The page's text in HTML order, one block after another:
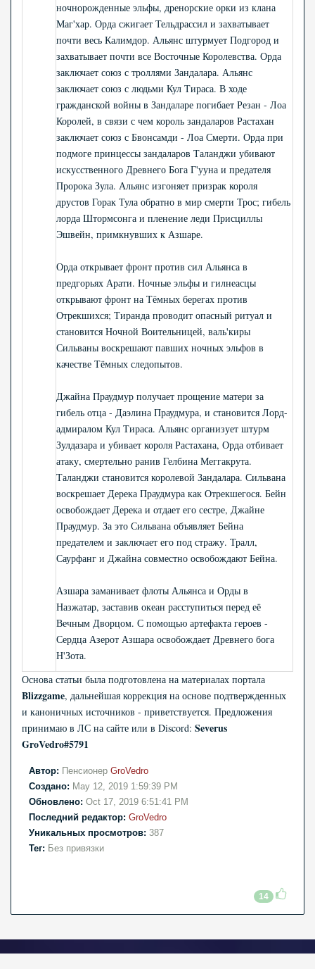
ночнорожденные эльфы, дренорские орки из клана
Маг'хар. Орда сжигает Тельдрассил и захватывает
почти весь Калимдор. Альянс штурмует Подгород и
захватывает почти все Восточные Королевства. Орда
заключает союз с троллями Зандалара. Альянс
заключает союз с людьми Кул Тираса. В ходе
гражданской войны в Зандаларе погибает Резан - Лоа
Королей, в связи с чем король зандаларов Растахан
заключает союз с Бвонсамди - Лоа Смерти. Орда при
подмоге принцессы зандаларов Таланджи убивают
искусственного Древнего Бога Г'ууна и предателя
Пророка Зула. Альянс изгоняет призрак короля
друстов Горак Тула обратно в мир смерти Трос; гибель
лорда Штормсонга и пленение леди Присциллы
Эшвейн, примкнувших к Азшаре.
Орда открывает фронт против сил Альянса в
предгорьях Арати. Ночные эльфы и гилнеасцы
открывают фронт на Тёмных берегах против
Отрекшихся; Тиранда проводит опасный ритуал и
становится Ночной Воительницей, валь'киры
Сильваны воскрешают павших ночных эльфов в
качестве Тёмных следопытов.
Джайна Праудмур получает прощение матери за
гибель отца - Даэлина Праудмура, и становится Лорд-
адмиралом Кул Тираса. Альянс организует штурм
Зулдазара и убивает короля Растахана, Орда отбивает
атаку, смертельно ранив Гелбина Меггакрута.
Таланджи становится королевой Зандалара. Сильвана
воскрешает Дерека Праудмура как Отрекшегося. Бейн
освобождает Дерека и отдает его сестре, Джайне
Праудмур. За это Сильвана объявляет Бейна
предателем и заключает его под стражу. Тралл,
Саурфанг и Джайна совместно освобождают Бейна.
Азшара заманивает флоты Альянса и Орды в
Назжатар, заставив океан расступиться перед её
Вечным Дворцом. С помощью артефакта героев -
Сердца Азерот Азшара освобождает Древнего бога
Н'Зота.
Основа статьи была подготовлена на материалах портала
Blizzgame, дальнейшая коррекция на основе подтвержденных
и каноничных источников - приветствуется. Предложения
принимаю в ЛС на сайте или в Discord: Severus
GroVedro#5791
Автор: Пенсионер GroVedro
Создано: May 12, 2019 1:59:39 PM
Обновлено: Oct 17, 2019 6:51:41 PM
Последний редактор: GroVedro
Уникальных просмотров: 387
Тег: Без привязки
14